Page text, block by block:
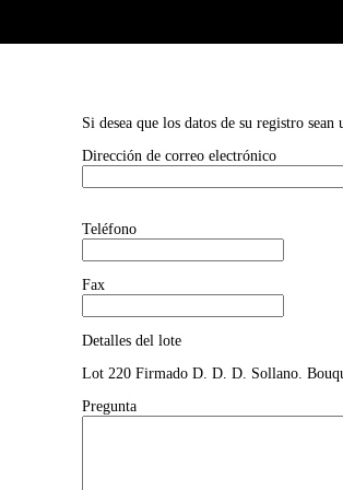
Si desea que los datos de su registro
Dirección de correo electrónico
Teléfono
Fax
Detalles del lote
Lot 220 Firmado D. D. D. Sollano.
Pregunta